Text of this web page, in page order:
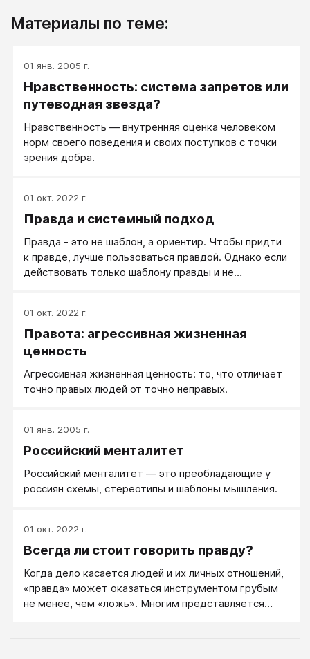
Материалы по теме:
01 янв. 2005 г.
Нравственность: система запретов или
путеводная звезда?
Нравственность — внутренняя оценка человеком
норм своего поведения и своих поступков с точки
зрения добра.
01 окт. 2022 г.
Правда и системный подход
Правда - это не шаблон, а ориентир. Чтобы придти
к правде, лучше пользоваться правдой. Однако если
действовать только шаблону правды и не
подход, учет того - кто, где, зачем и с какими
последствиями.
01 окт. 2022 г.
Правота: агрессивная жизненная
ценность
Агрессивная жизненная ценность: то, что отличает
точно правых людей от точно неправых.
01 янв. 2005 г.
Российский менталитет
Российский менталитет — это преобладающие у
россиян схемы, стереотипы и шаблоны мышления.
01 окт. 2022 г.
Всегда ли стоит говорить правду?
Когда дело касается людей и их личных отношений,
«правда» может оказаться инструментом грубым
не менее, чем «ложь». Многим представляется